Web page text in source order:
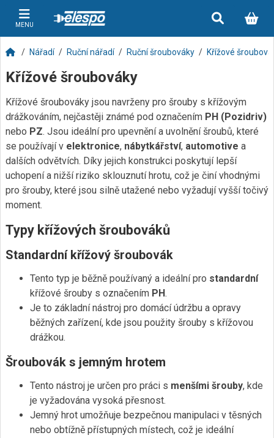
MENU
Nářadí Ruční nářadí Ruční šroubováky Křížové
Křížové šroubováky
Křížové šroubováky jsou navrženy pro šrouby s křížovým
drážkováním, nejčastěji známé pod označením PH (Pozidriv)
nebo PZ. Jsou ideální pro upevnění a uvolnění šroubů, které
se používají v elektronice, nábytkářství, automotive a
dalších odvětvích. Díky jejich konstrukci poskytují lepší
uchopení a nižší riziko sklouznutí hrotu, což je činí vhodnými
pro šrouby, které jsou silně utažené nebo vyžadují vyšší točivý
moment.
Typy křížových šroubováků
Standardní křížový šroubovák
Tento typ je běžně používaný a ideální pro standardní
křížové šrouby s označením PH.
Je to základní nástroj pro domácí údržbu a opravy
běžných zařízení, kde jsou použity šrouby s křížovou
drážkou.
Šroubovák s jemným hrotem
Tento nástroj je určen pro práci s menšími šrouby, kde
je vyžadována vysoká přesnost.
Jemný hrot umožňuje bezpečnou manipulaci v těsných
nebo obtížně přístupných místech, což je ideální